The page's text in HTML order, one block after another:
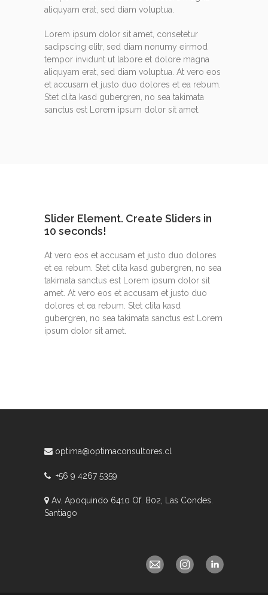
aliquyam erat, sed diam voluptua.
Lorem ipsum dolor sit amet, consetetur
sadipscing elitr, sed diam nonumy eirmod
tempor invidunt ut labore et dolore magna
aliquyam erat, sed diam voluptua. At vero eos
et accusam et justo duo dolores et ea rebum.
Stet clita kasd gubergren, no sea takimata
sanctus est Lorem ipsum dolor sit amet.
Slider Element. Create Sliders in
10 seconds!
At vero eos et accusam et justo duo dolores
et ea rebum. Stet clita kasd gubergren, no sea
takimata sanctus est Lorem ipsum dolor sit
amet. At vero eos et accusam et justo duo
dolores et ea rebum. Stet clita kasd
gubergren, no sea takimata sanctus est Lorem
ipsum dolor sit amet.
optima@optimaconsultores.cl
+56 9 4267 5359
Av. Apoquindo 6410 Of. 802, Las Condes.
Santiago